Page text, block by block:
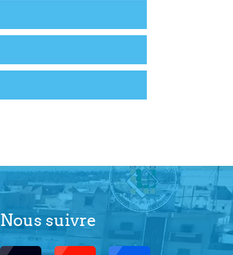
Nous suivre